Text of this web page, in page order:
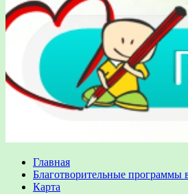
Главная
Благотворительные
Карта